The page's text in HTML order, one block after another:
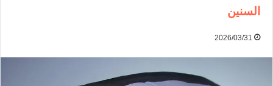
السنين
2026/03/31